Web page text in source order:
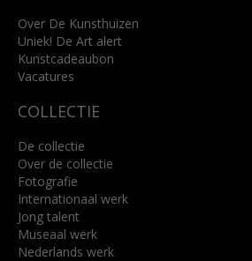
info@kunsthuisbreda.nl
Lees meer
Over De Kunsthuizen
Uniek! De Art alert
Kunstcadeaubon
Vacatures
COLLECTIE
De collectie
Over de collectie
Fotografie
Internationaal werk
Jong talent
Museaal werk
Nederlands werk